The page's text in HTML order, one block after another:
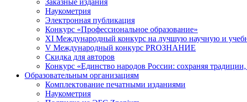
Заказные издания
Наукометрия
Электронная публикация
Конкурс «Профессиональное образование»
XI Международный конкурс на лучшую научную и
V Международный конкурс PROЗНАНИЕ
Скидка для авторов
Конкурс «Единство народов России: сохраняя традиции,
Образовательным организациям
Комплектование печатными изданиями
Наукометрия